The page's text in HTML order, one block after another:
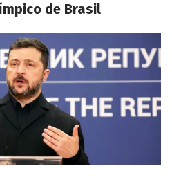
de Brasil